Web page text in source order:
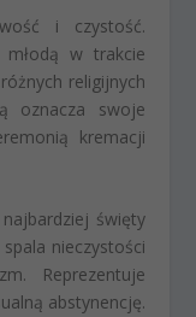
i czystość.
w trakcie
religijnych
oznacza swoje
kremacji
święty
nieczystości
Reprezentuje
abstynencję.